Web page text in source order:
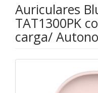
Auriculares
TAT1300PK
carga/